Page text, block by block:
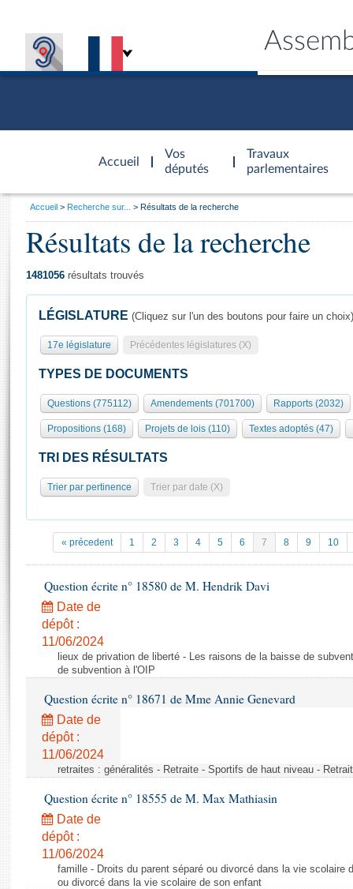
Accueil
d'accueil
Vos
députés
Travaux
parlementaires
Présidence
577 députés
Groupes politiques
Séance publique
Commissions et autres organes
Europe et International
Pétitions
Projets de loi
Propositions de loi
Amendements
Textes adoptés
Rapports législatifs
Rapports sur l'application des lois
Baromètre de l’application des lois
Dossiers législatifs
Budget et sécurité sociale
Questions écrites et orales
Comptes rendus des débats
Général
Rôle et pouvoirs de l'Assemblée
Organisation de l'Assemblée
Présidence Conférence des Présidents Bureau Collège des
Statistiques et chiffres clés
Documents de référence
( Constitution | Règlement de l'Assemblée ... )
Histoire
Juniors
Anciennes législatures
Visiter l'Assemblée
Visite virtuelle du palais Bourbon
Assister à une séance
La Bibliothèque
Contacts et plan d'accès
Photos libres de droit
Vous
Accueil Recherche sur... Résultats de la recherche
Résultats de la recherche
1481056 résultats trouvés
LÉGISLATURE (Cliquez sur l'un des boutons pour faire un choix)
17e législature Précédentes législatures (X)
TYPES DE DOCUMENTS
Questions (775112) Amendements (701700) Rapports (2032)
Propositions (168) Projets de lois (110) Textes adoptés (47)
TRI DES RÉSULTATS
Trier par pertinence Trier par date (X)
« précedent 1 2 3 4 5 6 7 8 9 10
Question écrite n° 18580 de M. Hendrik Davi
Date de
dépôt :
11/06/2024
lieux de privation de liberté - Les raisons de la baisse de
de subvention à l'OIP
Question écrite n° 18671 de Mme Annie Genevard
Date de
dépôt :
11/06/2024
retraites : généralités - Retraite - Sportifs de haut niveau -
Question écrite n° 18555 de M. Max Mathiasin
Date de
dépôt :
11/06/2024
famille - Droits du parent séparé ou divorcé dans la vie scolaire
ou divorcé dans la vie scolaire de son enfant